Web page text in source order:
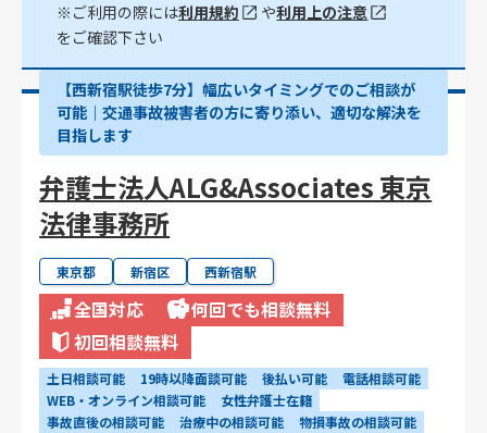
※ご利用の際には利用規約 や利用上の注意
をご確認下さい
【西新宿駅徒歩7分】幅広いタイミングでのご相談が
可能｜交通事故被害者の方に寄り添い、適切な解決を
目指します
弁護士法人ALG&Associates 東京
法律事務所
東京都 新宿区 西新宿駅
全国対応
何回でも相談無料
初回相談無料
土日相談可能 19時以降面談可能 後払い可能
電話相談可能
WEB・オンライン相談可能
女性弁護士在籍
事故直後の相談可能
治療中の相談可能
物損事故の相談可能